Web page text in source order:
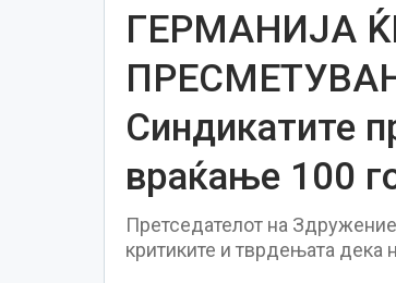
ГЕРМАНИЈА
Синдикатите
враќање 100
Претседателот на
критиките и тврдењата